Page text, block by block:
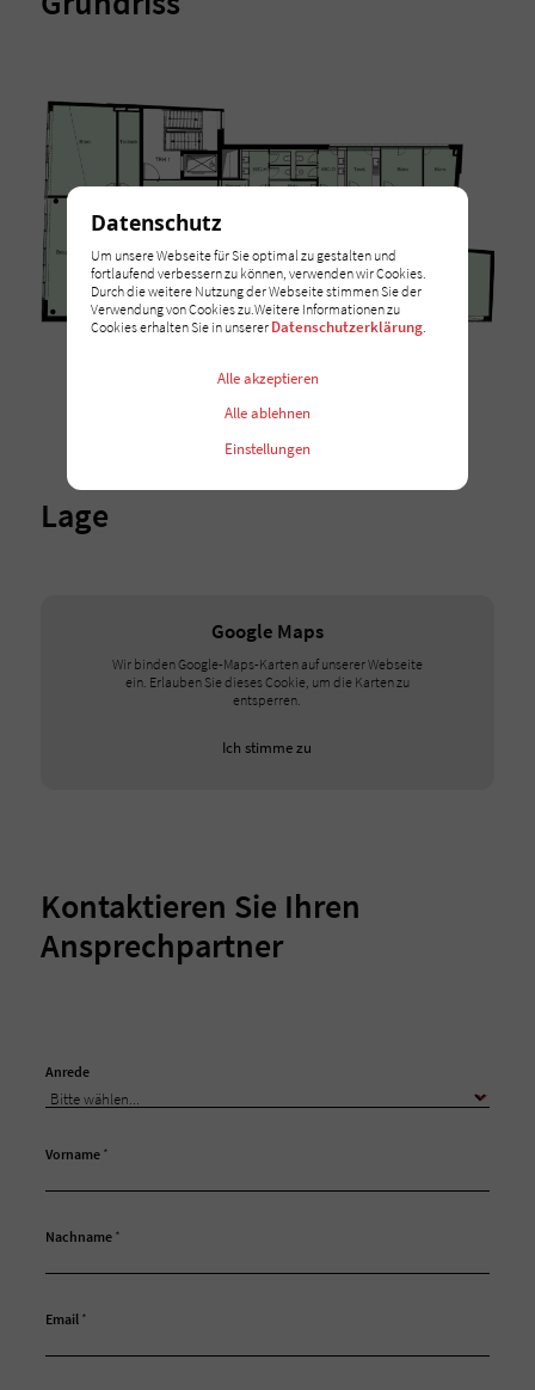
Lage
Google Maps
Wir binden Google-Maps-Karten auf unserer Webseite
ein. Erlauben Sie dieses Cookie, um die Karten zu
entsperren.
Ich stimme zu
Kontaktieren Sie Ihren
Ansprechpartner
Anrede
Vorname *
Nachname *
Email *
Datenschutz
Um unsere Webseite für Sie optimal zu gestalten und
fortlaufend verbessern zu können, verwenden wir Cookies.
Durch die weitere Nutzung der Webseite stimmen Sie der
Verwendung von Cookies zu.Weitere Informationen zu
Cookies erhalten Sie in unserer Datenschutzerklärung
Einstellungen
Alle ablehnen
Alle akzeptieren